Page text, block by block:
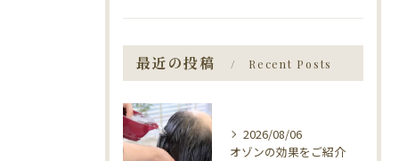
最近の投稿 Recent Posts
2026/08/06
オゾンの効果をご紹介